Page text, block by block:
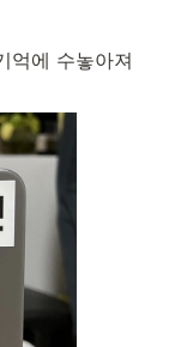
억에 수놓아져